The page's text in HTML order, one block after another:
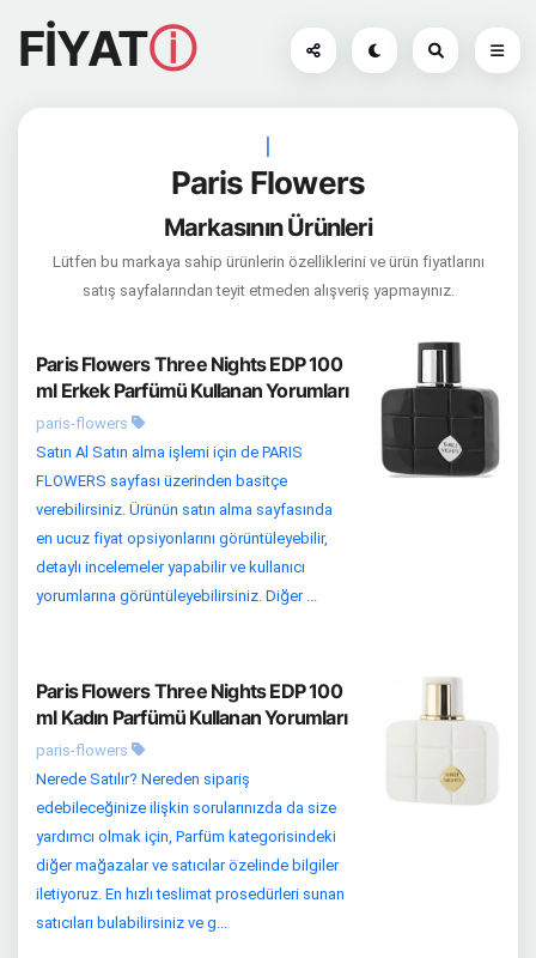
FİYATⓘ
|
Paris Flowers
Markasının Ürünleri
Lütfen bu markaya sahip ürünlerin özelliklerini ve ürün fiyatlarını
satış sayfalarından teyit etmeden alışveriş yapmayınız.
Paris Flowers Three Nights EDP 100
ml Erkek Parfümü Kullanan Yorumları
paris-flowers
Satın Al Satın alma işlemi için de PARIS
FLOWERS sayfası üzerinden basitçe
verebilirsiniz. Ürünün satın alma sayfasında
en ucuz fiyat opsiyonlarını görüntüleyebilir,
detaylı incelemeler yapabilir ve kullanıcı
yorumlarına görüntüleyebilirsiniz. Diğer ...
Paris Flowers Three Nights EDP 100
ml Kadın Parfümü Kullanan Yorumları
paris-flowers
Nerede Satılır? Nereden sipariş
edebileceğinize ilişkin sorularınızda da size
yardımcı olmak için, Parfüm kategorisindeki
diğer mağazalar ve satıcılar özelinde bilgiler
iletiyoruz. En hızlı teslimat prosedürleri sunan
satıcıları bulabilirsiniz ve g...